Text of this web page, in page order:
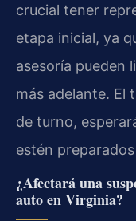
crucial tener
etapa inicial, ya
asesoría pueden
más adelante. El
de turno,
estén
¿Afectará una
auto en Virginia?